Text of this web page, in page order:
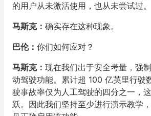
的用户从未激活使用，也从未尝试过
马斯克： 确实存在这种现象。
巴伦： 你们如何应对？
马斯克： 现在我们出于安全考量，强
动驾驶功能。累计超 100 亿英里行驶
驶事故率仅为人工驾驶的四分之一，
跃。因此我们坚持至少进行演示教学